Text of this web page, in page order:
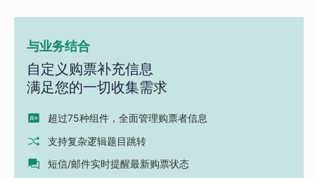
与业务结合
自定义购票补充信息
满足您的一切收集需求
超过75种组件，全面管理购票者信息
支持复杂逻辑题目跳转
短信/邮件实时提醒最新购票状态